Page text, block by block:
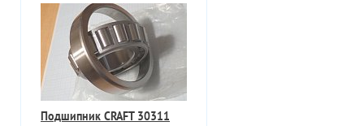
Подшипник CRAFT 30311